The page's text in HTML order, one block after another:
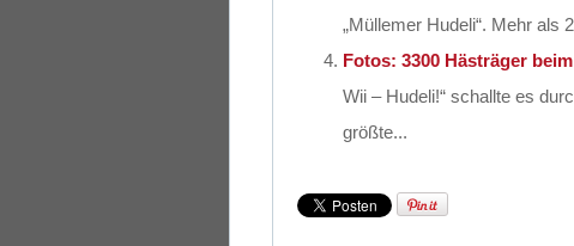
„Müllemer Hudeli“. Mehr als
Fotos: 3300 Hästräger
Wii – Hudeli!“ schallte es
größte...